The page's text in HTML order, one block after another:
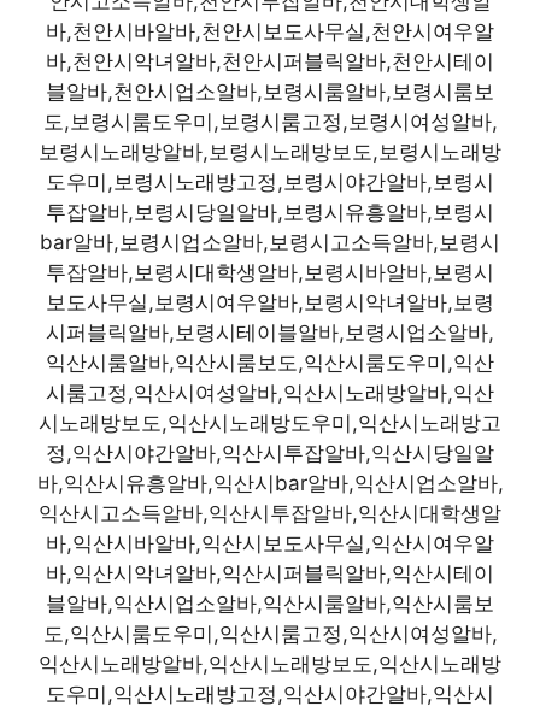
바,천안시바알바,천안시보도사무실,천안시여우알
바,천안시악녀알바,천안시퍼블릭알바,천안시테이
블알바,천안시업소알바,보령시룸알바,보령시룸보
도,보령시룸도우미,보령시룸고정,보령시여성알바,
보령시노래방알바,보령시노래방보도,보령시노래방
도우미,보령시노래방고정,보령시야간알바,보령시
투잡알바,보령시당일알바,보령시유흥알바,보령시
bar알바,보령시업소알바,보령시고소득알바,보령시
투잡알바,보령시대학생알바,보령시바알바,보령시
보도사무실,보령시여우알바,보령시악녀알바,보령
시퍼블릭알바,보령시테이블알바,보령시업소알바,
익산시룸알바,익산시룸보도,익산시룸도우미,익산
시룸고정,익산시여성알바,익산시노래방알바,익산
시노래방보도,익산시노래방도우미,익산시노래방고
정,익산시야간알바,익산시투잡알바,익산시당일알
바,익산시유흥알바,익산시bar알바,익산시업소알바,
익산시고소득알바,익산시투잡알바,익산시대학생알
바,익산시바알바,익산시보도사무실,익산시여우알
바,익산시악녀알바,익산시퍼블릭알바,익산시테이
블알바,익산시업소알바,익산시룸알바,익산시룸보
도,익산시룸도우미,익산시룸고정,익산시여성알바,
익산시노래방알바,익산시노래방보도,익산시노래방
도우미,익산시노래방고정,익산시야간알바,익산시